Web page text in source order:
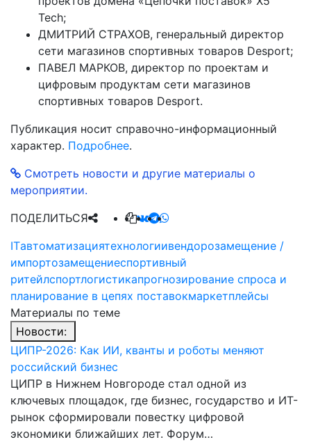
Tech;
ДМИТРИЙ СТРАХОВ, генеральный директор
сети магазинов спортивных товаров Desport;
ПАВЕЛ МАРКОВ, директор по проектам и
цифровым продуктам сети магазинов
спортивных товаров Desport.
Публикация носит справочно-информационный
характер. Подробнее.
Смотреть новости и другие материалы о
мероприятии.
ITавтоматизациятехнологиивендорозамещение /
импортозамещениеспортивный
ритейлспортлогистикапрогнозирование спроса и
планирование в цепях поставокмаркетплейсы
ПОДЕЛИТЬСЯ
Материалы по теме
Новости:
ЦИПР-2026: Как ИИ, кванты и роботы меняют
российский бизнес
ЦИПР в Нижнем Новгороде стал одной из
ключевых площадок, где бизнес, государство и ИТ-
рынок сформировали повестку цифровой
экономики ближайших лет. Форум…